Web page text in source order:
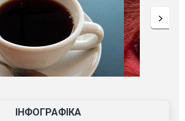
ІНФОГРАФІКА